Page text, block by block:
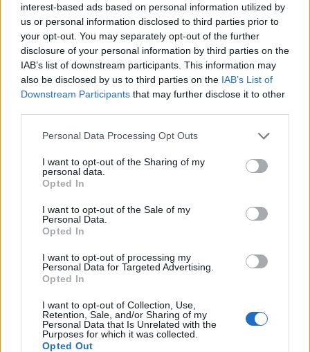
interest-based ads based on personal information utilized by
us or personal information disclosed to third parties prior to
your opt-out. You may separately opt-out of the further
disclosure of your personal information by third parties on the
IAB’s list of downstream participants. This information may
also be disclosed by us to third parties on the IAB’s List of
Downstream Participants that may further disclose it to other
Personal Data Processing Opt Outs
I want to opt-out of the Sharing of my
personal data.
Opted In
I want to opt-out of the Sale of my
Personal Data.
Opted In
I want to opt-out of processing my
Personal Data for Targeted Advertising.
Opted In
I want to opt-out of Collection, Use,
Retention, Sale, and/or Sharing of my
Personal Data that Is Unrelated with the
Purposes for which it was collected.
Opted Out
Alpha Bank: Για πρώτη φορά το Αρχαίο Θέατρο Επιδαύρου άνοιξε τις
πύλες του σε όλους
ΠΕΡΙΣΣΌΤΕΡΑ ΣΕ ΑΥΤΉ ΤΗΝ ΚΑΤΗΓΟΡΊΑ
«Αλλάζω Σύστημα
Θέρμανσης και
Θερμοσίφωνα»: Εκπνέει
σήμερα η προθεσμία για
την υποβολή αίτησης στο
πρόγραμμα
05/05/2025 - 09:11
στα ταμπλό